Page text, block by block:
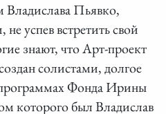
Пьявко,
успев встретить свой
знают, что Арт-проект
солистами, долгое
Фонда Ирины
которого был Владислав